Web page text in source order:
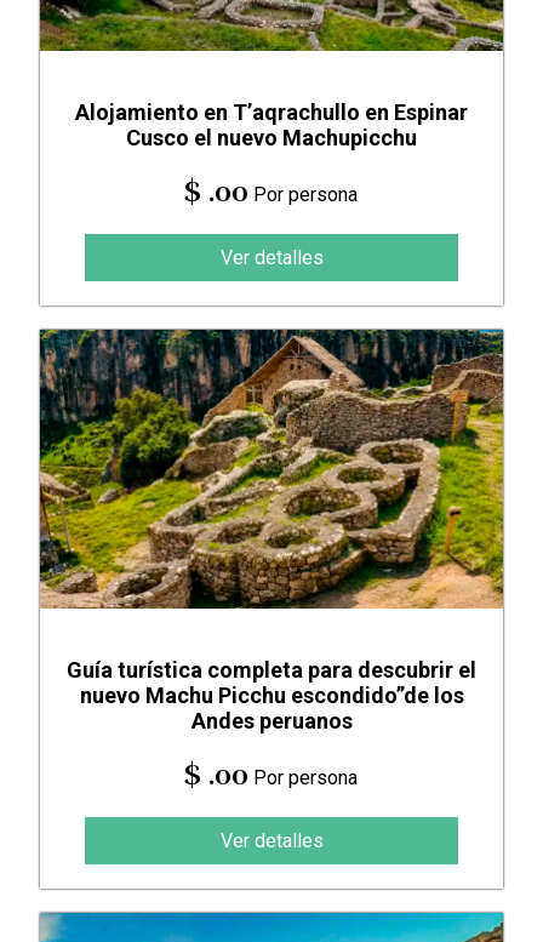
Alojamiento en T’aqrachullo en Espinar
Cusco el nuevo Machupicchu
$ .00 Por persona
Ver detalles
Guía turística completa para descubrir el
nuevo Machu Picchu escondido”de los
Andes peruanos
$ .00 Por persona
Ver detalles